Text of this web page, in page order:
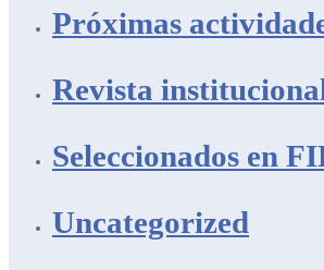
Próximas
Revista
Seleccionados en
Uncategorized